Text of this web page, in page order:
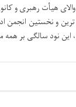
هیأت رهبری و
­ترین و نخستین انجمن­
نود سالگی بر همه